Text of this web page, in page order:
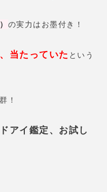
の実力はお墨付き！
当たっていた という
！
アイ鑑定、お試し